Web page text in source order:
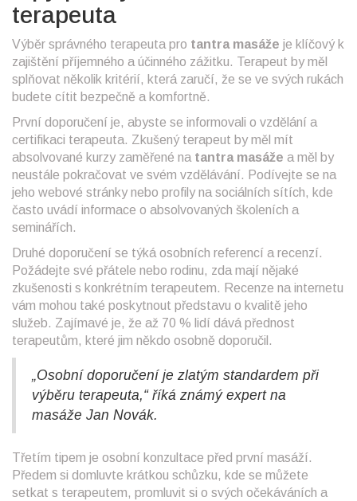
terapeuta
Výběr správného terapeuta pro tantra masáže je klíčový k
zajištění příjemného a účinného zážitku. Terapeut by měl
splňovat několik kritérií, která zaručí, že se ve svých rukách
budete cítit bezpečně a komfortně.
První doporučení je, abyste se informovali o vzdělání a
certifikaci terapeuta. Zkušený terapeut by měl mít
absolvované kurzy zaměřené na tantra masáže a měl by
neustále pokračovat ve svém vzdělávání. Podívejte se na
jeho webové stránky nebo profily na sociálních sítích, kde
často uvádí informace o absolvovaných školeních a
seminářích.
Druhé doporučení se týká osobních referencí a recenzí.
Požádejte své přátele nebo rodinu, zda mají nějaké
zkušenosti s konkrétním terapeutem. Recenze na internetu
vám mohou také poskytnout představu o kvalitě jeho
služeb. Zajímavé je, že až 70 % lidí dává přednost
terapeutům, které jim někdo osobně doporučil.
„Osobní doporučení je zlatým standardem při
výběru terapeuta,“ říká známý expert na
masáže Jan Novák.
Třetím tipem je osobní konzultace před první masáží.
Předem si domluvte krátkou schůzku, kde se můžete
setkat s terapeutem, promluvit si o svých očekáváních a